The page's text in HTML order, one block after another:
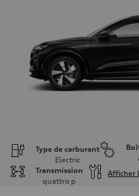
Type de carburant
Electric
Transmission
quattro p
Afficher